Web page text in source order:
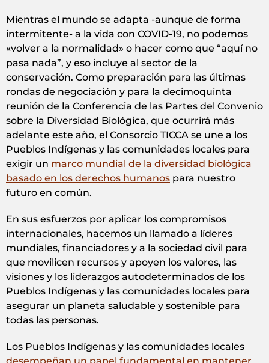
Mientras el mundo se adapta -aunque de forma
intermitente- a la vida con COVID-19, no podemos
«volver a la normalidad» o hacer como que “aquí no
pasa nada”, y eso incluye al sector de la
conservación. Como preparación para las últimas
rondas de negociación y para la decimoquinta
reunión de la Conferencia de las Partes del Convenio
sobre la Diversidad Biológica, que ocurrirá más
adelante este año, el Consorcio TICCA se une a los
Pueblos Indígenas y las comunidades locales para
exigir un marco mundial de la diversidad biológica
basado en los derechos humanos para nuestro
futuro en común.
En sus esfuerzos por aplicar los compromisos
internacionales, hacemos un llamado a líderes
mundiales, financiadores y a la sociedad civil para
que movilicen recursos y apoyen los valores, las
visiones y los liderazgos autodeterminados de los
Pueblos Indígenas y las comunidades locales para
asegurar un planeta saludable y sostenible para
todas las personas.
Los Pueblos Indígenas y las comunidades locales